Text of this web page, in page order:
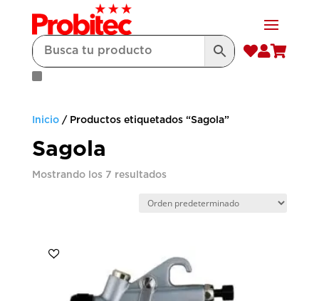

Inicio/ Productos etiquetados “Sagola”
Sagola
Mostrando los 7 resultados